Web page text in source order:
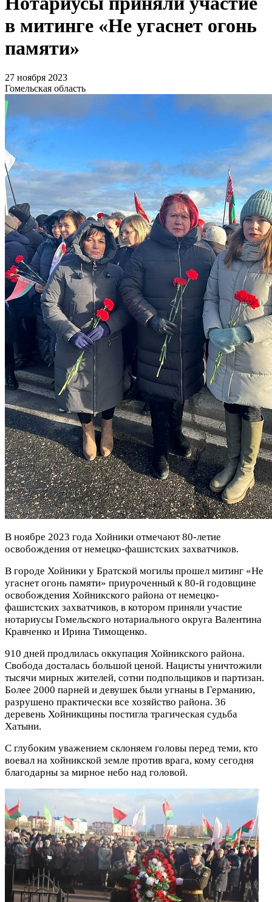
в митинге «Не угаснет огонь
памяти»
27 ноября 2023
Гомельская область
В ноябре 2023 года Хойники отмечают 80-летие
освобождения от немецко-фашистских захватчиков.
В городе Хойники у Братской могилы прошел митинг «Не
угаснет огонь памяти» приуроченный к 80-й годовщине
освобождения Хойникского района от немецко-
фашистских захватчиков, в котором приняли участие
нотариусы Гомельского нотариального округа Валентина
Кравченко и Ирина Тимощенко.
910 дней продлилась оккупация Хойникского района.
Свобода досталась большой ценой. Нацисты уничтожили
тысячи мирных жителей, сотни подпольщиков и партизан.
Более 2000 парней и девушек были угнаны в Германию,
разрушено практически все хозяйство района. 36
деревень Хойникщины постигла трагическая судьба
Хатыни.
С глубоким уважением склоняем головы перед теми, кто
воевал на хойникской земле против врага, кому сегодня
благодарны за мирное небо над головой.